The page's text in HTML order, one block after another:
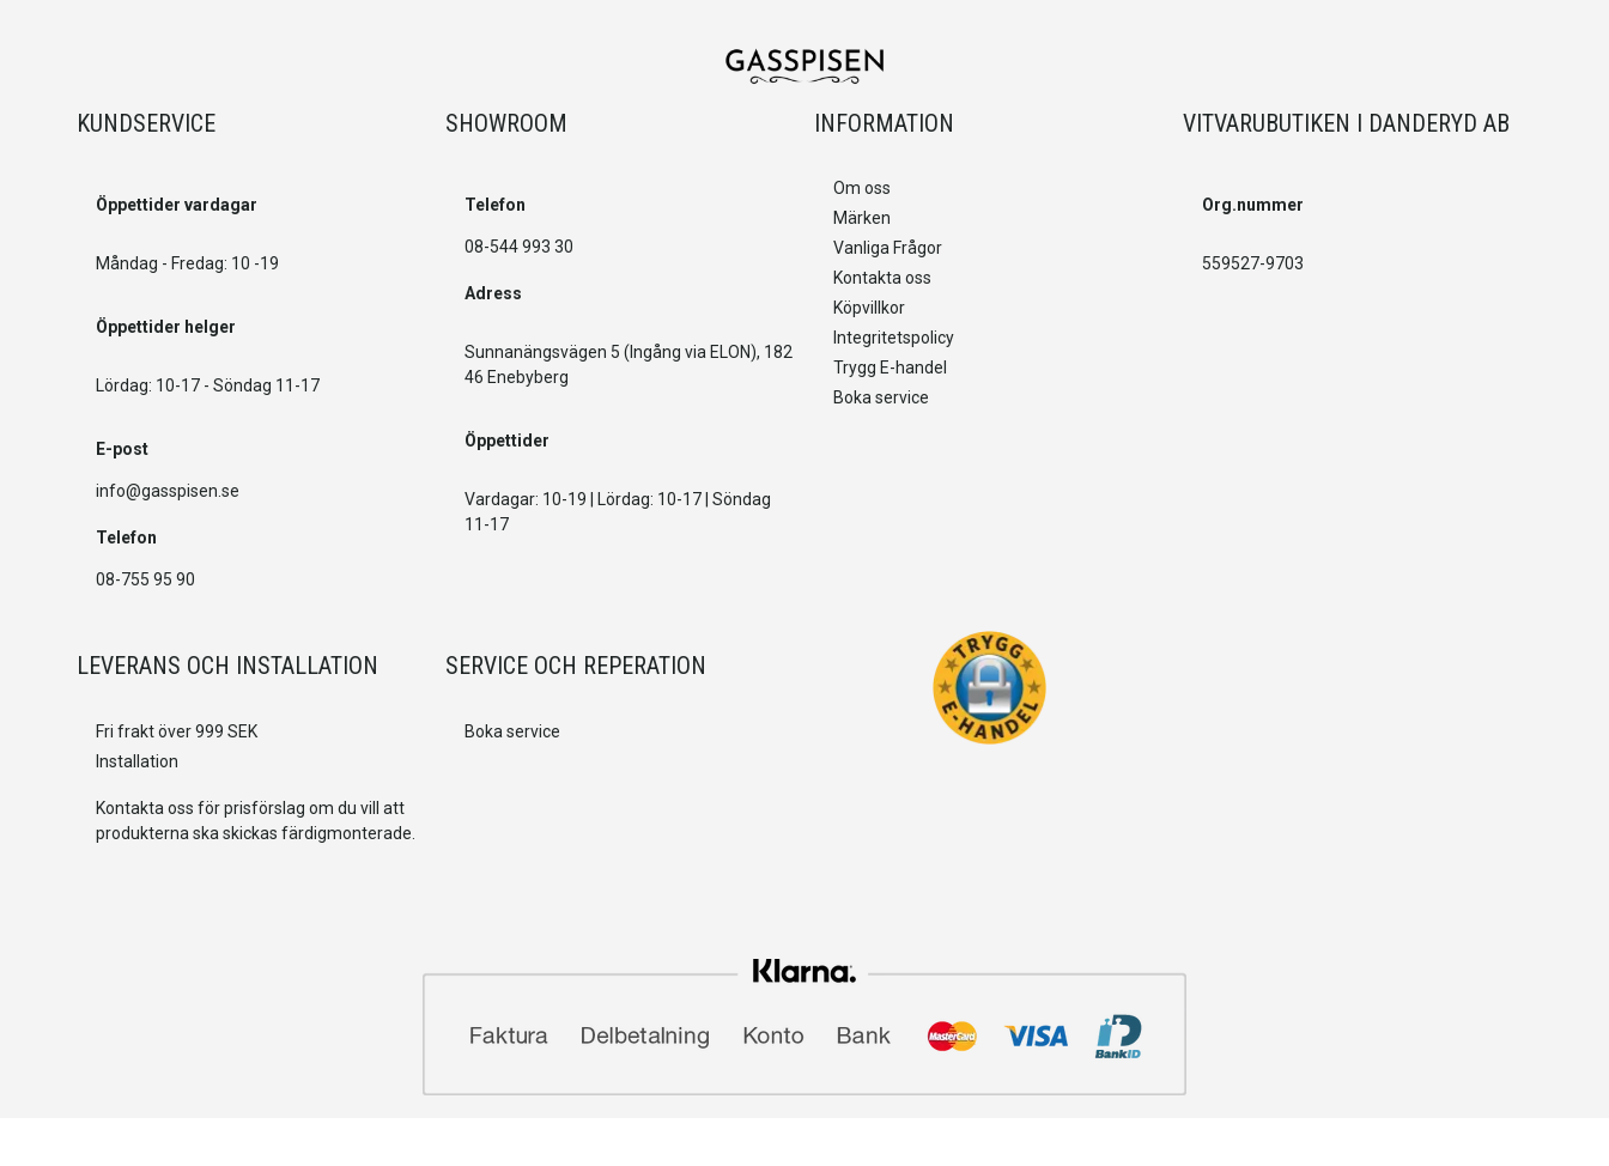
KUNDSERVICE
Öppettider vardagar
Måndag - Fredag: 10 -19
Öppettider helger
Lördag: 10-17 - Söndag 11-17
E-post
info@gasspisen.se
Telefon
08-755 95 90
SHOWROOM
Telefon
08-544 993 30
Adress
Sunnanängsvägen 5 (Ingång via ELON), 182
46 Enebyberg
Öppettider
Vardagar: 10-19 | Lördag: 10-17 | Söndag
11-17
INFORMATION
Om oss
Märken
Vanliga Frågor
Kontakta oss
Köpvillkor
Integritetspolicy
Trygg E-handel
Boka service
VITVARUBUTIKEN I DANDERYD AB
Org.nummer
559527-9703
LEVERANS OCH INSTALLATION
Fri frakt över 999 SEK
Installation
Kontakta oss för prisförslag om du vill att
produkterna ska skickas färdigmonterade.
SERVICE OCH REPERATION
Boka service